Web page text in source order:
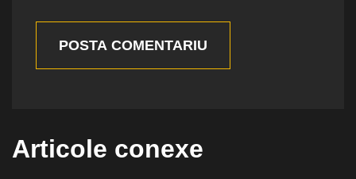
POSTA COMENTARIU
Articole conexe